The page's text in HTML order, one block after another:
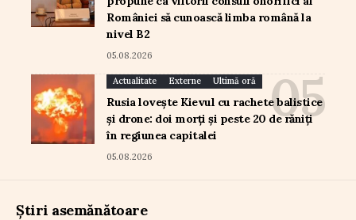
României să cunoască limba română la
nivel B2
05.08.2026
Actualitate Externe Ultimă oră
Rusia lovește Kievul cu rachete balistice
și drone: doi morți și peste 20 de răniți
în regiunea capitalei
05.08.2026
Știri asemănătoare